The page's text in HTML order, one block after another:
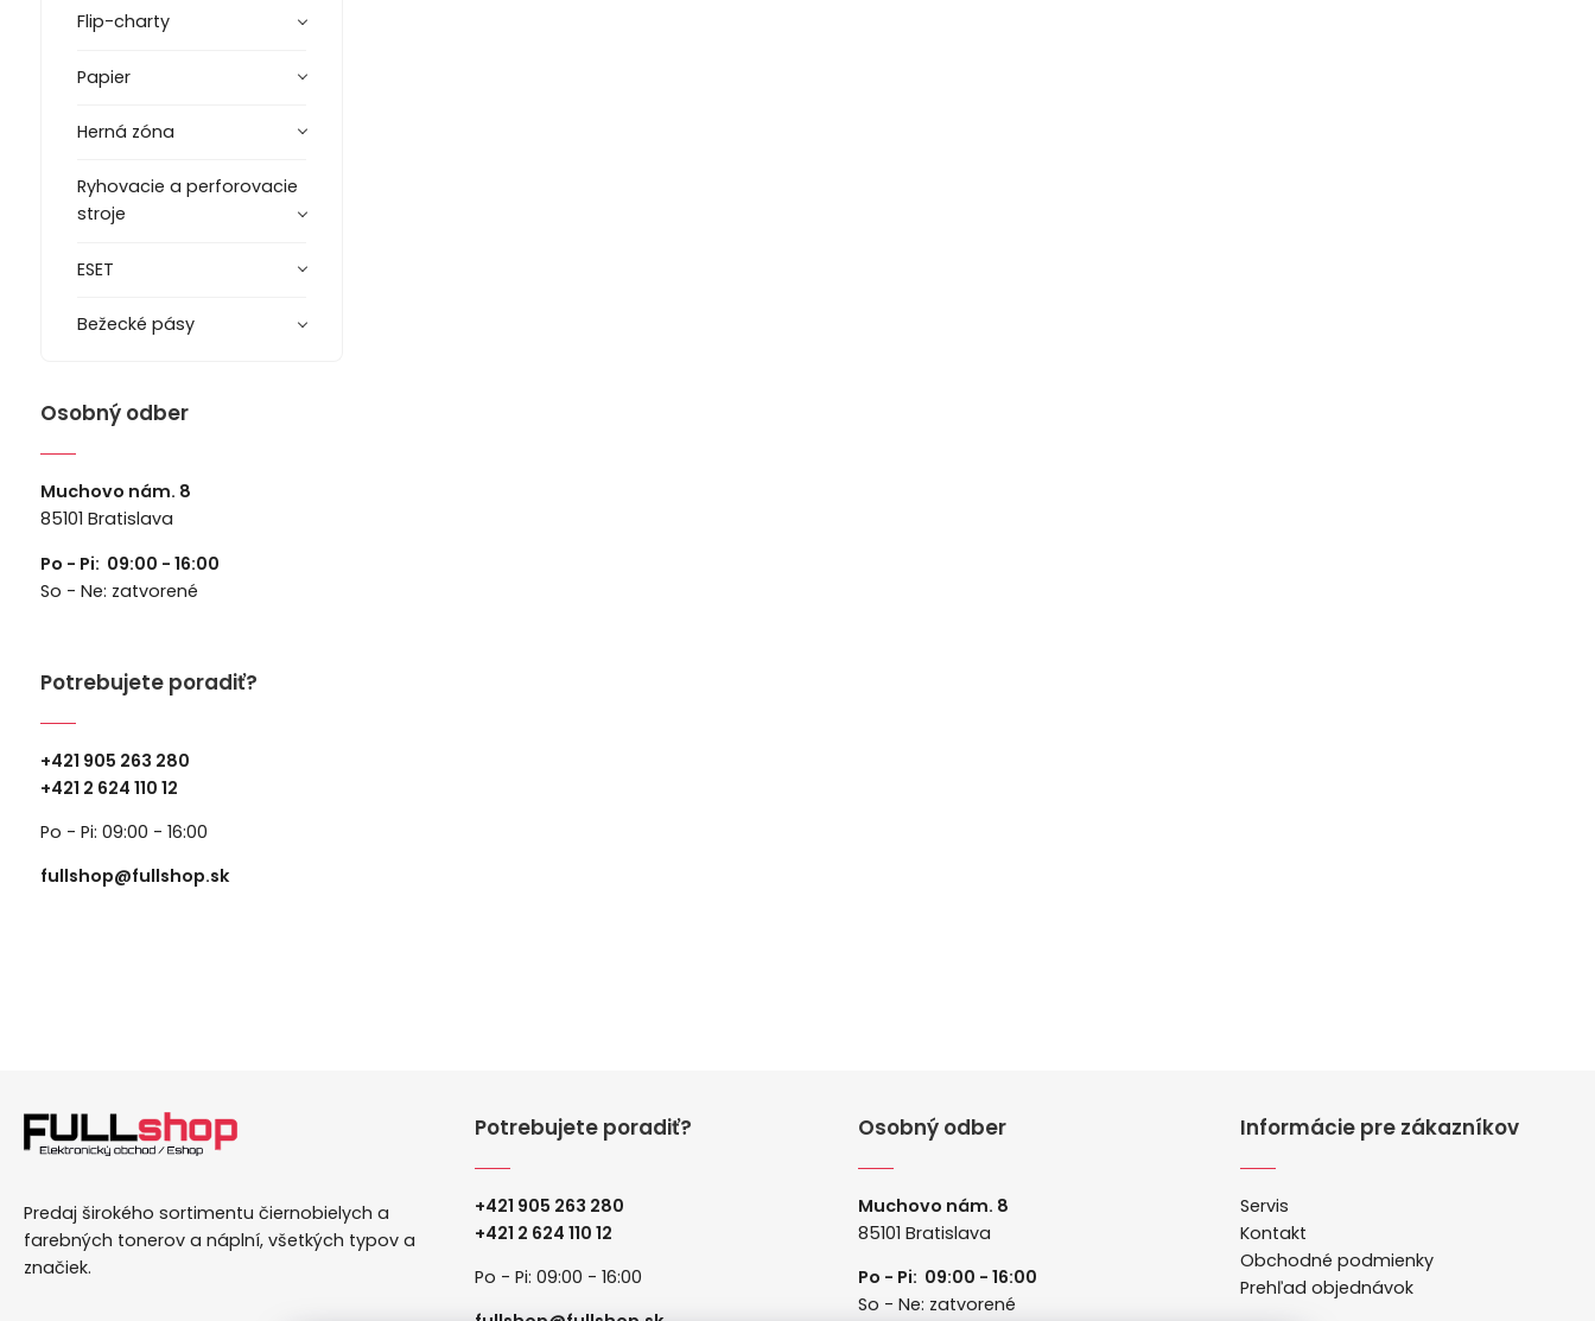
Flip-charty
Papier
Herná zóna
Ryhovacie a perforovacie
stroje
ESET
Bežecké pásy
Osobný odber
Muchovo nám. 8
85101 Bratislava
Po - Pi: 09:00 - 16:00
So - Ne: zatvorené
Potrebujete poradiť?
+421 905 263 280
+421 2 624 110 12
Po - Pi: 09:00 - 16:00
fullshop@fullshop.sk
Predaj širokého sortimentu čiernobielych a
farebných tonerov a náplní, všetkých typov a
značiek.
Potrebujete poradiť?
+421 905 263 280
+421 2 624 110 12
Po - Pi: 09:00 - 16:00
Osobný odber
Muchovo nám. 8
85101 Bratislava
Po - Pi: 09:00 - 16:00
So - Ne: zatvorené
Informácie pre zákazníkov
Servis
Kontakt
Obchodné podmienky
Prehľad objednávok